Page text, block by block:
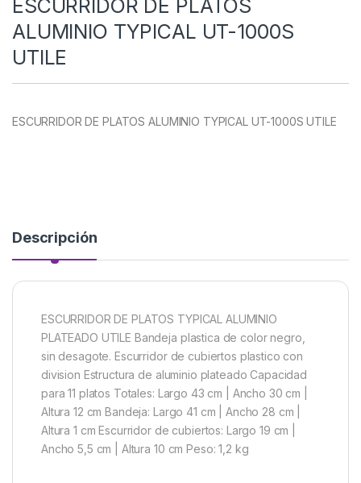
ESCURRIDOR DE PLATOS
ALUMINIO TYPICAL UT-1000S
UTILE
ESCURRIDOR DE PLATOS ALUMINIO TYPICAL UT-1000S UTILE
Descripción
ESCURRIDOR DE PLATOS TYPICAL ALUMINIO
PLATEADO UTILE Bandeja plastica de color negro,
sin desagote. Escurridor de cubiertos plastico con
division Estructura de aluminio plateado Capacidad
para 11 platos Totales: Largo 43 cm | Ancho 30 cm |
Altura 12 cm Bandeja: Largo 41 cm | Ancho 28 cm |
Altura 1 cm Escurridor de cubiertos: Largo 19 cm |
Ancho 5,5 cm | Altura 10 cm Peso: 1,2 kg